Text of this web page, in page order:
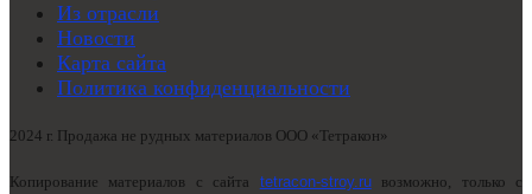
Из отрасли
Новости
Карта сайта
Политика конфиденциальности
2024 г. Продажа не рудных материалов ООО «Тетракон»
Копирование материалов с сайта tetracon-stroy.ruвозможно, только с